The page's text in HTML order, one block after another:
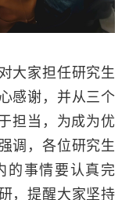
大家担任研究生
感谢，并从三个
担当，为成为优
调，各位研究生
的事情要认真完
，提醒大家坚持